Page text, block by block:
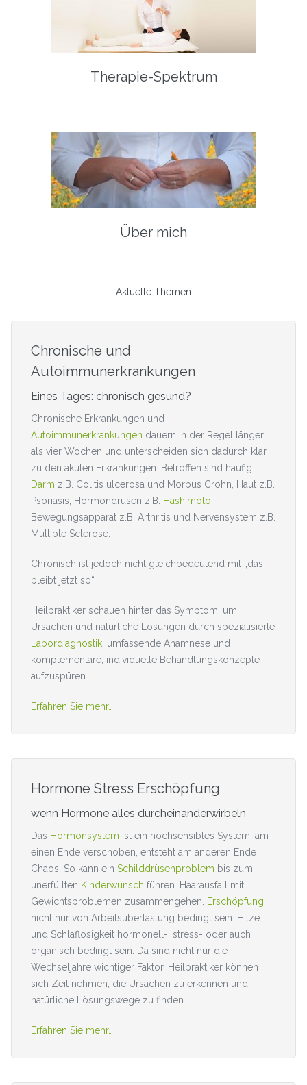
Therapie-Spektrum
Über mich
Aktuelle Themen
Chronische und
Autoimmunerkrankungen
Eines Tages: chronisch gesund?
Chronische Erkrankungen und
Autoimmunerkrankungen dauern in der Regel länger
als vier Wochen und unterscheiden sich dadurch klar
zu den akuten Erkrankungen. Betroffen sind häufig
Darm z.B. Colitis ulcerosa und Morbus Crohn, Haut z.B.
Psoriasis, Hormondrüsen z.B.
Hashimoto
Bewegungsapparat z.B. Arthritis und Nervensystem z.B.
Multiple Sclerose.
Chronisch ist jedoch nicht gleichbedeutend mit „das
bleibt jetzt so“.
Heilpraktiker schauen hinter das Symptom, um
Ursachen und natürliche Lösungen durch spezialisierte
Labordiagnostik, umfassende Anamnese und
komplementäre, individuelle Behandlungskonzepte
aufzuspüren.
Erfahren Sie mehr…
Hormone Stress Erschöpfung
wenn Hormone alles durcheinanderwirbeln
Das Hormonsystem ist ein hochsensibles System: am
einen Ende verschoben, entsteht am anderen Ende
Chaos. So kann ein Schilddrüsenproblem bis zum
unerfüllten Kinderwunsch führen. Haarausfall mit
Gewichtsproblemen zusammengehen.
Erschöpfung
nicht nur von Arbeitsüberlastung bedingt sein. Hitze
und Schlaflosigkeit hormonell-, stress- oder auch
organisch bedingt sein. Da sind nicht nur die
Wechseljahre wichtiger Faktor. Heilpraktiker können
sich Zeit nehmen, die Ursachen zu erkennen und
natürliche Lösungswege zu finden.
Erfahren Sie mehr…